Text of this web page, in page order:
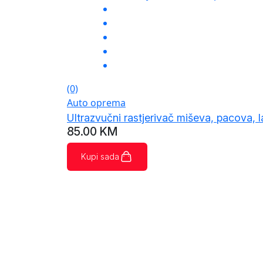
(0)
Auto oprema
Ultrazvučni rastjerivač miševa, pacova,
85.00 KM
Kupi sada